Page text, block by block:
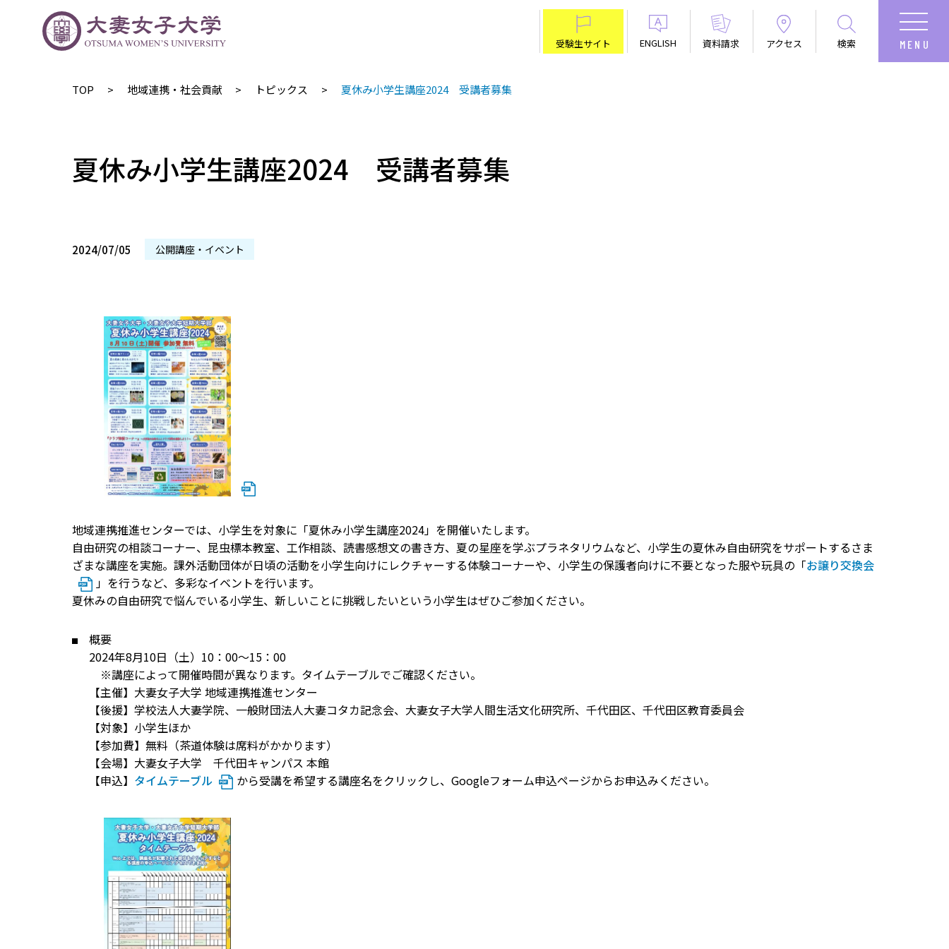
受験生サイト ENGLISH 資料請求 アクセス 検索
TOP 地域連携・社会貢献 トピックス 夏休み小学生講座2024 受講者募集
夏休み小学生講座2024 受講者募集
2024/07/05 公開講座・イベント
地域連携推進センターでは、小学生を対象に「夏休み小学生講座2024」を開催いたします。
自由研究の相談コーナー、昆虫標本教室、工作相談、読書感想文の書き方、夏の星座を学ぶプラネタリウムなど、小学生の夏休み自由研究をサポートするさま
ざまな講座を実施。課外活動団体が日頃の活動を小学生向けにレクチャーする体験コーナーや、小学生の保護者向けに不要となった服や玩具の「お譲り交換会
」を行うなど、多彩なイベントを行います。
夏休みの自由研究で悩んでいる小学生、新しいことに挑戦したいという小学生はぜひご参加ください。
概要
2024年8月10日（土）10：00～15：00
※講座によって開催時間が異なります。タイムテーブルでご確認ください。
【主催】大妻女子大学 地域連携推進センター
【後援】学校法人大妻学院、一般財団法人大妻コタカ記念会、大妻女子大学人間生活文化研究所、千代田区、千代田区教育委員会
【対象】小学生ほか
【参加費】無料（茶道体験は席料がかかります）
【会場】大妻女子大学 千代田キャンパス 本館
【申込】 タイムテーブル から受講を希望する講座名をクリックし、Googleフォーム申込ページからお申込みください。